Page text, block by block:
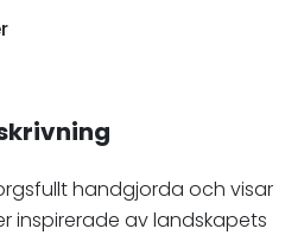
handgjorda och visar
inspirerade av landskapets